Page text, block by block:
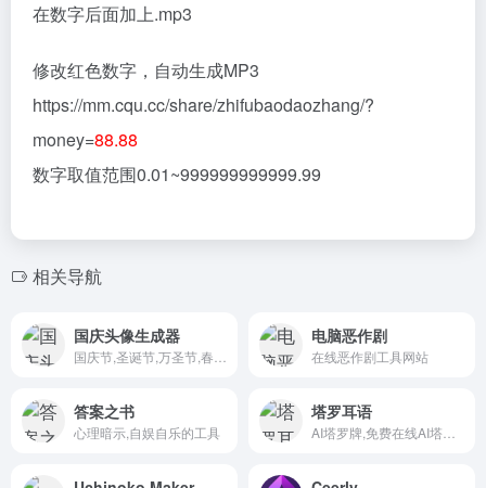
在数字后面加上.mp3
修改红色数字，自动生成MP3
https://mm.cqu.cc/share/zhifubaodaozhang/?
money=88.88
数字取值范围0.01~999999999999.99
相关导航
国庆头像生成器 电脑恶作剧
在线恶作剧工具网站
答案之书
心理暗示,自娱自乐的工具
塔罗耳语